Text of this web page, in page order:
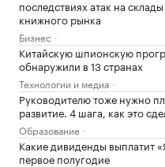
последствиях атак на
книжного рынка
Бизнес
Китайскую шпионскую
обнаружили в 13 странах
Технологии и медиа
Руководителю тоже нужно
развитие. 4 шага, как это
Образование
Какие дивиденды выплатит
первое полугодие